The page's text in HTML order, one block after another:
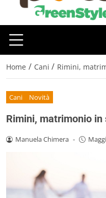
Home / Cani / Rimini,
Cani Novità
Rimini, matrimonio in
Manuela Chimera -